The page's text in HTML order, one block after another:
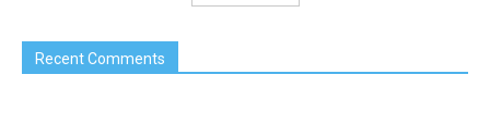
Recent Comments